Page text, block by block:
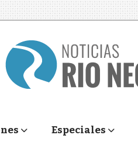
Especiales